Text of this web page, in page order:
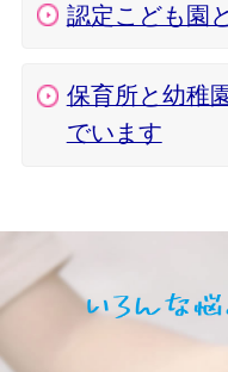
認定こども園
保育所と幼稚
でいます